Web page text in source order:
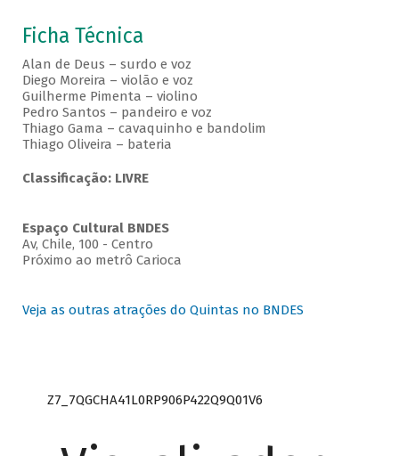
Ficha Técnica
Alan de Deus – surdo e voz
Diego Moreira – violão e voz
Guilherme Pimenta – violino
Pedro Santos – pandeiro e voz
Thiago Gama – cavaquinho e bandolim
Thiago Oliveira – bateria
Classificação: LIVRE
Espaço Cultural BNDES
Av, Chile, 100 - Centro
Próximo ao metrô Carioca
Veja as outras atrações do Quintas no BNDES
Z7_7QGCHA41L0RP906P422Q9Q01V6